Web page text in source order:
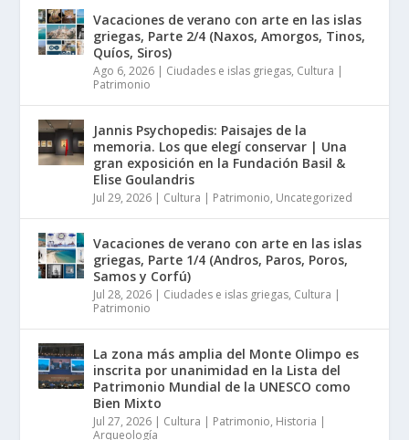
Vacaciones de verano con arte en las islas
griegas, Parte 2/4 (Naxos, Amorgos, Tinos,
Quíos, Siros)
Ago 6, 2026 | Ciudades e islas griegas, Cultura |
Patrimonio
Jannis Psychopedis: Paisajes de la
memoria. Los que elegí conservar | Una
gran exposición en la Fundación Basil &
Elise Goulandris
Jul 29, 2026 | Cultura | Patrimonio, Uncategorized
Vacaciones de verano con arte en las islas
griegas, Parte 1/4 (Andros, Paros, Poros,
Samos y Corfú)
Jul 28, 2026 | Ciudades e islas griegas, Cultura |
Patrimonio
La zona más amplia del Monte Olimpo es
inscrita por unanimidad en la Lista del
Patrimonio Mundial de la UNESCO como
Bien Mixto
Jul 27, 2026 | Cultura | Patrimonio, Historia |
Arqueología